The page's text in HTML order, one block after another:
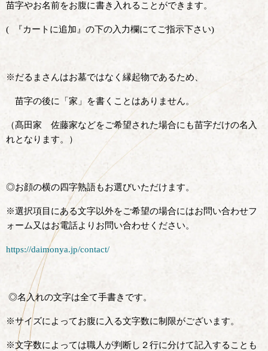
苗字やお名前をお腹に書き入れることができます。
( 『カートに追加』の下の入力欄にてご指示下さい)
※だるまさんはお墓ではなく縁起物であるため、
苗字の後に「家」を書くことはありません。
（髙田家 佐藤家などをご希望された場合にも苗字だけの名入
れとなります。）
◎お顔の横の四字熟語もお選びいただけます。
※選択項目にある文字以外をご希望の場合にはお問い合わせフ
ォーム又はお電話よりお問い合わせください。
https://daimonya.jp/contact/
◎名入れの文字は全て手書きです。
※サイズによってお腹に入る文字数に制限がございます。
※文字数によっては職人が判断し２行に分けて記入することも